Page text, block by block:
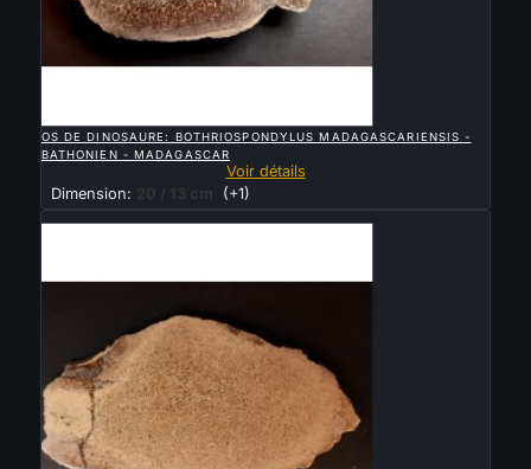
OS DE DINOSAURE: BOTHRIOSPONDYLUS MADAGASCARIENSIS -
BATHONIEN - MADAGASCAR
Voir détails
Dimension:
20 / 13 cm (+1)
Vendu